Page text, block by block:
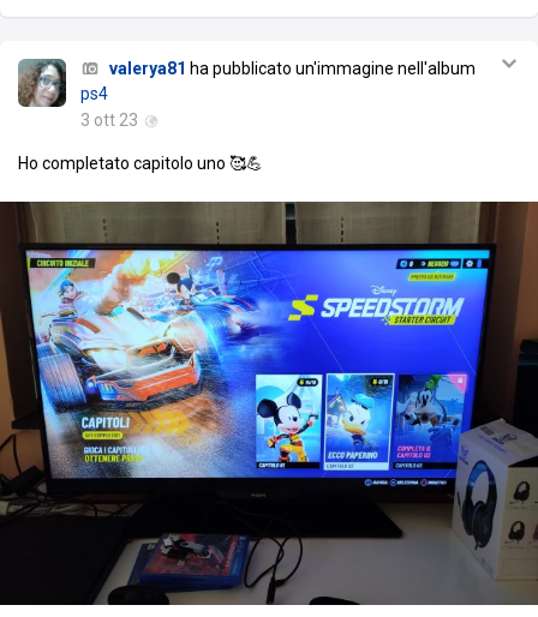
valerya81 ha pubblicato un'immagine nell'album
ps4
3 ott 23
Ho completato capitolo uno 🥰💪